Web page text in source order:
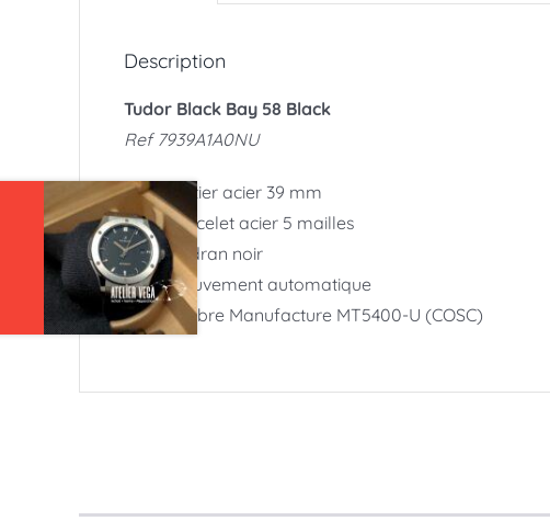
Description
Tudor Black Bay 58 Black
Ref 7939A1A0NU
Boitier acier 39 mm
Bracelet acier 5 mailles
Cadran noir
Mouvement automatique
Calibre Manufacture MT5400-U (COSC)